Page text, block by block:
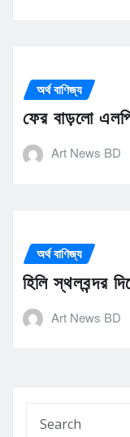
অর্থ বাণিজ্য
ফের বাড়লো
Art News BD
অর্থ বাণিজ্য
হিলি স্থলবন্দর
Art News BD